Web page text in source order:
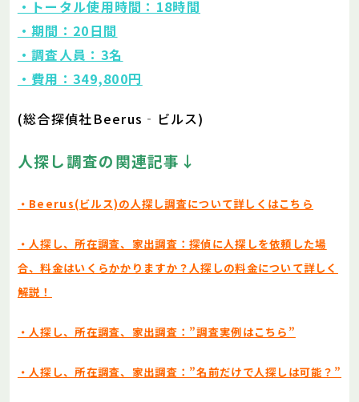
・トータル使用時間：18時間
・期間：20日間
・調査人員：3名
・費用：349,800円
(総合探偵社Beerus‐ビルス)
人探し調査の関連記事↓
・Beerus(ビルス)の人探し調査について詳しくはこちら
・人探し、所在調査、家出調査：探偵に人探しを依頼した場
合、料金はいくらかかりますか？人探しの料金について詳しく
解説！
・人探し、所在調査、家出調査：”調査実例はこちら”
・人探し、所在調査、家出調査：”名前だけで人探しは可能？”